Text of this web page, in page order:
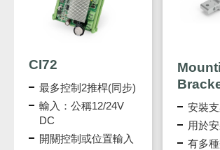
CI72
最多控制2推桿(同步)
輸入：公稱12/24V
DC
開關控制或位置輸入
安裝
用於
有多